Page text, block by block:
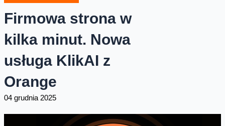
Firmowa strona w
kilka minut. Nowa
usługa KlikAI z
Orange
04 grudnia 2025